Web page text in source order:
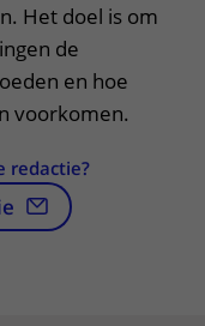
Het doel is om
de
en hoe
voorkomen.
redactie?